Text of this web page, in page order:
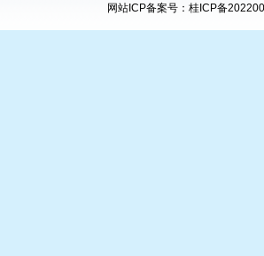
网站ICP备案号： 桂ICP备